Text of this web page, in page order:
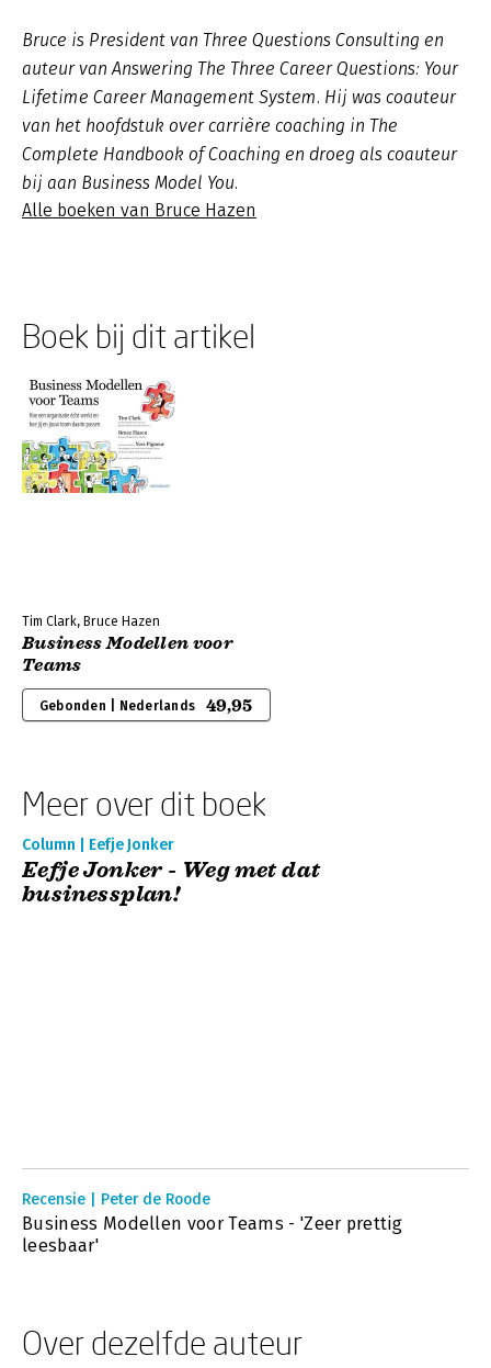
Bruce is President van Three Questions Consulting en
auteur van Answering The Three Career Questions: Your
Lifetime Career Management System. Hij was coauteur
van het hoofdstuk over carrière coaching in The
Complete Handbook of Coaching en droeg als coauteur
bij aan Business Model You.
Alle boeken van Bruce Hazen
Boek bij dit artikel
Tim Clark, Bruce Hazen
Business Modellen voor
Teams
Gebonden | Nederlands 49,95
Meer over dit boek
Column | Eefje Jonker
Eefje Jonker - Weg met dat
businessplan!
Recensie | Peter de Roode
Business Modellen voor Teams - 'Zeer prettig
leesbaar'
Over dezelfde auteur